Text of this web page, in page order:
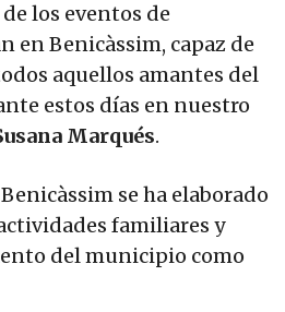
los eventos de
en Benicàssim, capaz de
aquellos amantes del
estos días en nuestro
Marqués.
se ha elaborado
familiares y
del municipio como